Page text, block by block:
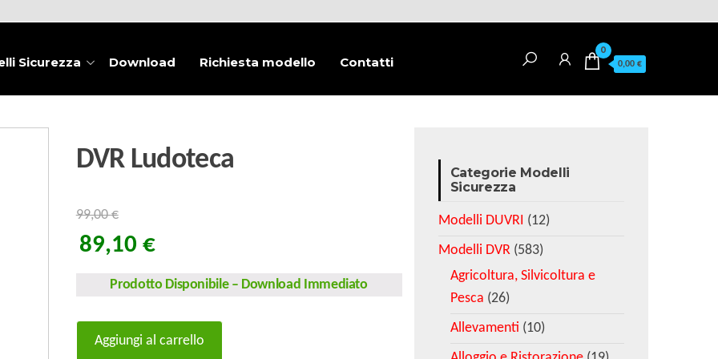
0
0,00 €
Sicurezza Download Richiesta modello Contatti
DVR Ludoteca
99,00€
89,10 €
Prodotto Disponibile – Download Immediato
Aggiungi al carrello
Categorie Modelli
Sicurezza
Modelli DUVRI (12)
Modelli DVR (583)
Agricoltura, Silvicoltura e
Pesca (26)
Allevamenti (10)